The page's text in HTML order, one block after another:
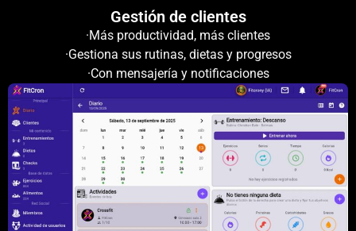
Gestión de clientes
·Más productividad, más clientes
·Gestiona sus rutinas, dietas y progresos
·Con mensajería y notificaciones